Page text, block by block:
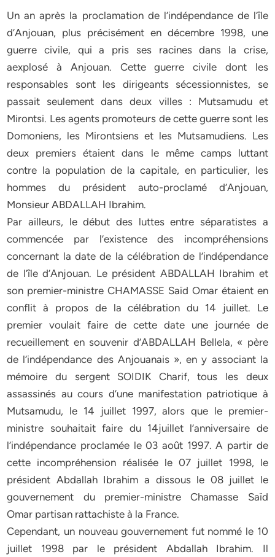
Un an après la proclamation de l’indépendance de l’île
d’Anjouan, plus précisément en décembre 1998, une
guerre civile, qui a pris ses racines dans la crise,
aexplosé à Anjouan. Cette guerre civile dont les
responsables sont les dirigeants sécessionnistes, se
passait seulement dans deux villes : Mutsamudu et
Mirontsi. Les agents promoteurs de cette guerre sont les
Domoniens, les Mirontsiens et les Mutsamudiens. Les
deux premiers étaient dans le même camps luttant
contre la population de la capitale, en particulier, les
hommes du président auto-proclamé d’Anjouan,
Monsieur ABDALLAH Ibrahim.
Par ailleurs, le début des luttes entre séparatistes a
commencée par l’existence des incompréhensions
concernant la date de la célébration de l’indépendance
de l’île d’Anjouan. Le président ABDALLAH Ibrahim et
son premier-ministre CHAMASSE Saïd Omar étaient en
conflit à propos de la célébration du 14 juillet. Le
premier voulait faire de cette date une journée de
recueillement en souvenir d’ABDALLAH Bellela, « père
de l’indépendance des Anjouanais », en y associant la
mémoire du sergent SOIDIK Charif, tous les deux
assassinés au cours d’une manifestation patriotique à
Mutsamudu, le 14 juillet 1997, alors que le premier-
ministre souhaitait faire du 14juillet l’anniversaire de
l’indépendance proclamée le 03 août 1997. A partir de
cette incompréhension réalisée le 07 juillet 1998, le
président Abdallah Ibrahim a dissous le 08 juillet le
gouvernement du premier-ministre Chamasse Saïd
Omar partisan rattachiste à la France.
Cependant, un nouveau gouvernement fut nommé le 10
juillet 1998 par le président Abdallah Ibrahim. Il